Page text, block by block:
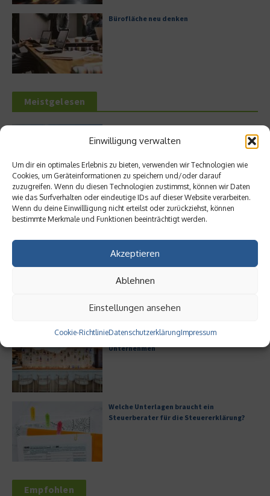
Einwilligung verwalten
Um dir ein optimales Erlebnis zu bieten, verwenden wir Technologien wie
Cookies, um Geräteinformationen zu speichern und/oder darauf
zuzugreifen. Wenn du diesen Technologien zustimmst, können wir Daten
wie das Surfverhalten oder eindeutige IDs auf dieser Website verarbeiten.
Wenn du deine Einwillligung nicht erteilst oder zurückziehst, können
bestimmte Merkmale und Funktionen beeinträchtigt werden.
Akzeptieren
Ablehnen
Einstellungen ansehen
Cookie-RichtlinieDatenschutzerklärungImpressum
Bürofläche neu denken
Meistgelesen
Hotellerie im Wandel der Zeit
Leitfaden zur Eröffnung eines
Geschäftskontos für kleine Unternehmen
Digitalisierung als Wettbewerbsvorteil
Digitale Transformation in kleinen
Unternehmen
Welche Unterlagen braucht ein
Steuerberater für die Steuererklärung?
Empfohlen